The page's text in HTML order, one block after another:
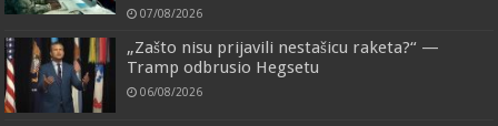
07/08/2026
„Zašto nisu prijavili nestašicu raketa?“ —
Tramp odbrusio Hegsetu
06/08/2026